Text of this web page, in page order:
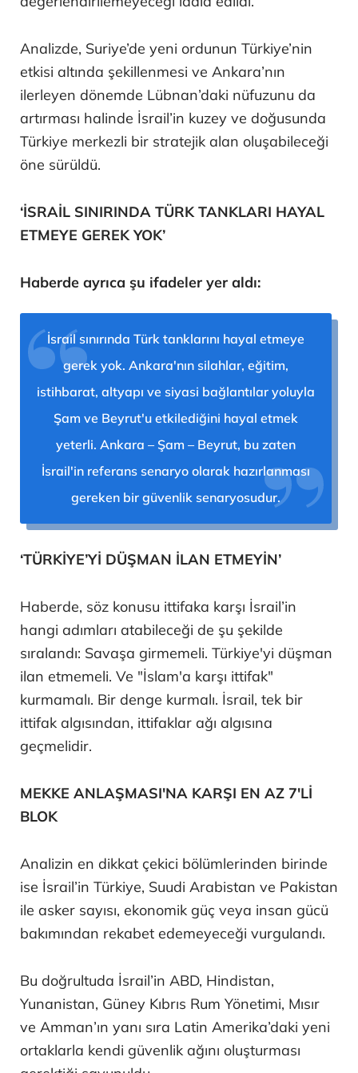
Analizde, Suriye’de yeni ordunun Türkiye’nin
etkisi altında şekillenmesi ve Ankara’nın
ilerleyen dönemde Lübnan’daki nüfuzunu da
artırması halinde İsrail’in kuzey ve doğusunda
Türkiye merkezli bir stratejik alan oluşabileceği
öne sürüldü.
‘İSRAİL SINIRINDA TÜRK TANKLARI HAYAL
ETMEYE GEREK YOK’
Haberde ayrıca şu ifadeler yer aldı:
İsrail sınırında Türk tanklarını hayal etmeye
gerek yok. Ankara'nın silahlar, eğitim,
istihbarat, altyapı ve siyasi bağlantılar yoluyla
Şam ve Beyrut'u etkilediğini hayal etmek
yeterli. Ankara – Şam – Beyrut, bu zaten
İsrail'in referans senaryo olarak hazırlanması
gereken bir güvenlik senaryosudur.
‘TÜRKİYE’Yİ DÜŞMAN İLAN ETMEYİN’
Haberde, söz konusu ittifaka karşı İsrail’in
hangi adımları atabileceği de şu şekilde
sıralandı: Savaşa girmemeli. Türkiye'yi düşman
ilan etmemeli. Ve "İslam'a karşı ittifak"
kurmamalı. Bir denge kurmalı. İsrail, tek bir
ittifak algısından, ittifaklar ağı algısına
geçmelidir.
MEKKE ANLAŞMASI'NA KARŞI EN AZ 7'Lİ
BLOK
Analizin en dikkat çekici bölümlerinden birinde
ise İsrail’in Türkiye, Suudi Arabistan ve Pakistan
ile asker sayısı, ekonomik güç veya insan gücü
bakımından rekabet edemeyeceği vurgulandı.
Bu doğrultuda İsrail’in ABD, Hindistan,
Yunanistan, Güney Kıbrıs Rum Yönetimi, Mısır
ve Amman’ın yanı sıra Latin Amerika’daki yeni
ortaklarla kendi güvenlik ağını oluşturması